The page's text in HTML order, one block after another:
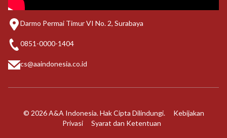
Darmo Permai Timur VI No. 2, Surabaya
0851-0000-1404
cs@aaindonesia.co.id
© 2026 A&A Indonesia. Hak Cipta Dilindungi.
Kebijakan
Privasi
Syarat dan Ketentuan